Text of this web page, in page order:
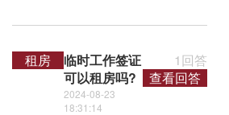
租房
临时工作签证
可以租房吗?
2024-08-23
18:31:14
1回答
查看回答